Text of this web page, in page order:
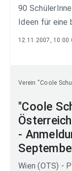
90
Ideen für eine
12.11.2007,
Verein "Coole
"Coole
-
Wien (OTS) -